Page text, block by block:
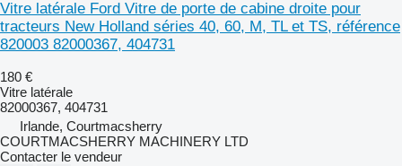
Vitre latérale Ford Vitre de porte de cabine droite pour
tracteurs New Holland séries 40, 60, M, TL et TS, référence
820003 82000367, 404731
180 €
Vitre latérale
82000367, 404731
Irlande, Courtmacsherry
COURTMACSHERRY MACHINERY LTD
Contacter le vendeur